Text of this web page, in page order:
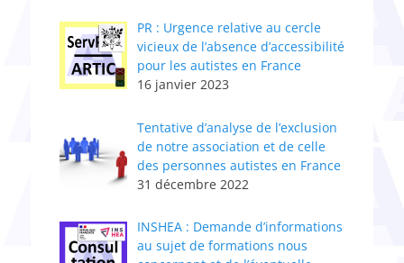
PR : Urgence relative au cercle
vicieux de l’absence d’accessibilité
pour les autistes en France
16 janvier 2023
Tentative d’analyse de l’exclusion
de notre association et de celle
des personnes autistes en France
31 décembre 2022
INSHEA : Demande d’informations
au sujet de formations nous